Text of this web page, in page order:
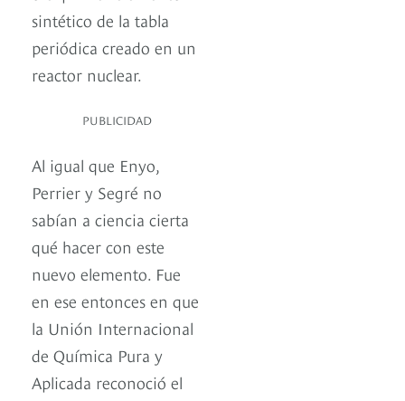
sintético de la tabla
periódica creado en un
reactor nuclear.
PUBLICIDAD
Al igual que Enyo,
Perrier y Segré no
sabían a ciencia cierta
qué hacer con este
nuevo elemento. Fue
en ese entonces en que
la Unión Internacional
de Química Pura y
Aplicada reconoció el